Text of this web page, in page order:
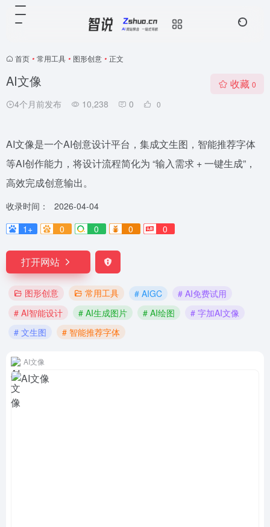
首页 • 常用工具 • 图形创意 • 正文
AI文像
4个月前发布 10,238 0 0
收藏 0
AI文像是一个AI创意设计平台，集成文生图，智能推荐字体
等AI创作能力，将设计流程简化为 “输入需求 + 一键生成”，
高效完成创意输出。
收录时间：
2026-04-04
1+
0 0 0 0
打开网站
图形创意 常用工具 # AIGC
# AI免费试用
# AI智能设计
# AI生成图片 # AI绘图
# 字加AI文像
# 文生图
# 智能推荐字体
AI文像